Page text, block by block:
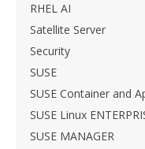
RHEL AI
Satellite Server
Security
SUSE
SUSE Container and
SUSE Linux
SUSE MANAGER